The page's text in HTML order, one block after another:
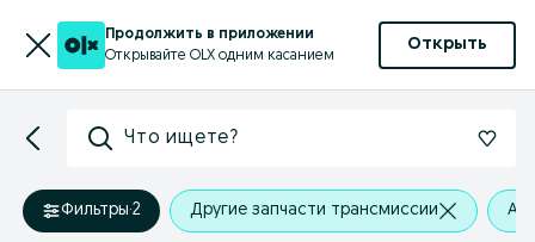
Продолжить в приложении
Открывайте OLX одним касанием
Открыть
Что ищете?
Фильтры·2 Другие запчасти трансмиссии